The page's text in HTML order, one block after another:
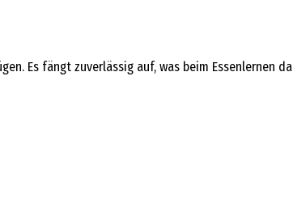
Es fängt zuverlässig auf, was beim Essenlernen